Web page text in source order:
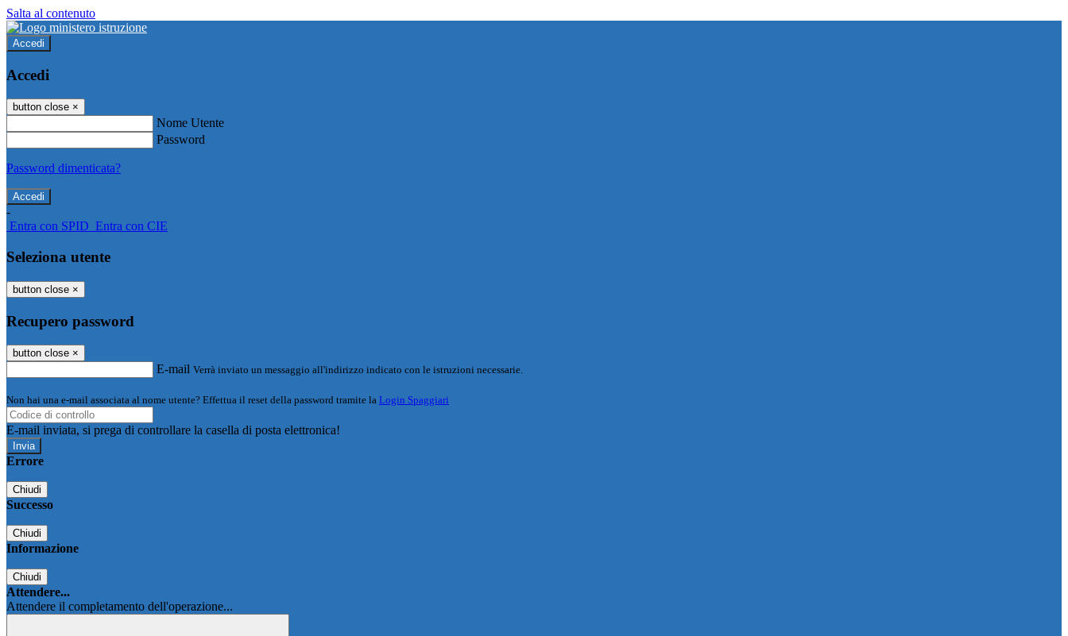
Salta al contenuto
Accedi
Accedi
button close ×
Nome Utente
Password
Password dimenticata?
-
Entra con SPID Entra con CIE
Seleziona utente
button close ×
Recupero password
button close ×
E-mail Verrà inviato un messaggio all'indirizzo indicato con le istruzioni necessarie.
Non hai una e-mail associata al nome utente? Effettua il reset della password tramite la Login Spaggiari
E-mail inviata, si prega di controllare la casella di posta elettronica!
Errore
Chiudi
Successo
Chiudi
Informazione
Chiudi
Attendere...
Attendere il completamento dell'operazione...